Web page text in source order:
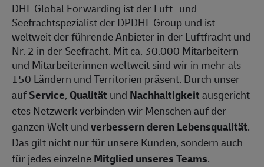
DHL Global Forwarding ist der Luft- und
Seefrachtspezialist der DPDHL Group und ist
weltweit der führende Anbieter in der Luftfracht und
Nr. 2 in der Seefracht. Mit ca. 30.000 Mitarbeitern
und Mitarbeiterinnen weltweit sind wir in mehr als
150 Ländern und Territorien präsent. Durch unser
aufService, Qualität und Nachhaltigkeitausgericht
etes Netzwerk verbinden wir Menschen auf der
ganzen Welt undverbessern deren Lebensqualität.
Das gilt nicht nur für unsere Kunden, sondern auch
für jedes einzelneMitglied unseres Teams.